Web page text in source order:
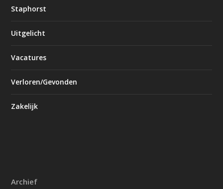
Staphorst
Uitgelicht
Vacatures
Verloren/Gevonden
Zakelijk
Archief